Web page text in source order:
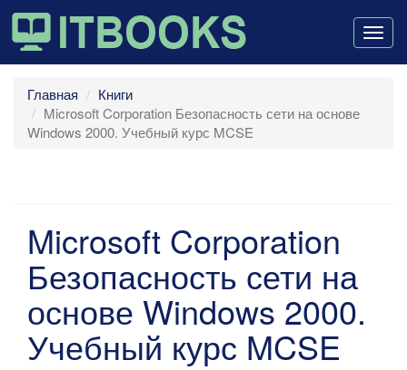
Главная
Книги
Microsoft Corporation Безопасность сети на основе
Windows 2000. Учебный курс MCSE
Microsoft Corporation
Безопасность сети на
основе Windows 2000.
Учебный курс MCSE